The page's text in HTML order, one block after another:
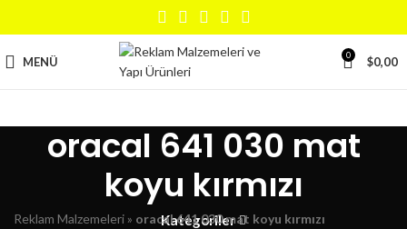
MENÜ 0 $0,00
oracal 641 030 mat
koyu kırmızı
Kategoriler
Reklam Malzemeleri » oracal 641 030 mat koyu kırmızı